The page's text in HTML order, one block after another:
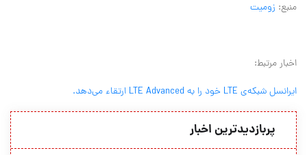
منبع: زومیت
اخبار مرتبط:
ایرانسل شبکه‌ی LTE خود را بهLTE Advanced ارتقاء می‌دهد.
پربازدیدترین اخبار